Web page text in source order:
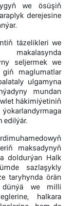
we ösüşiň
derejesine
täzelikleri we
seljermek we
maglumatlar
ulgamyna
mundan
häkimiýetiniň
edilýär.
maksadynyň
doldurýan Halk
sazlaşykly
taryhynda örän
dünýä we milli
halkara